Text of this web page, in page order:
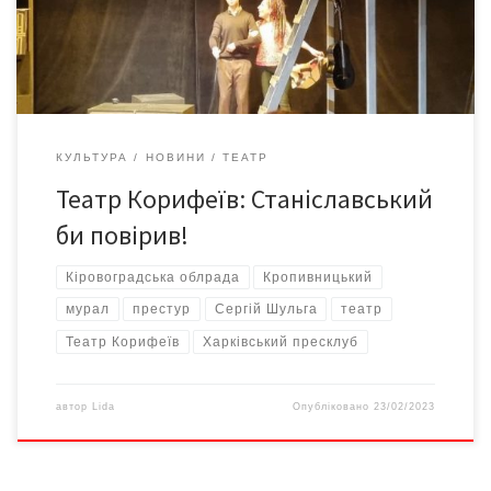
вдавалося захопити щось із наших територій, першим ділом
перейменовували міста, вулиці […]
КУЛЬТУРА НОВИНИ ТЕАТР
Театр Корифеїв: Станіславський
би повірив!
Кіровоградська облрада Кропивницький
мурал престур Сергій Шульга театр
Театр Корифеїв Харківський пресклуб
автор Lida Опубліковано 23/02/2023